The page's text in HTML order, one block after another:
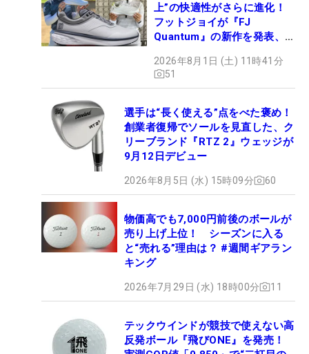
上”の快適性がさらに進化！
フットジョイが『FJ
Quantum』の新作を発表、8
2026年8月1日 (土) 11時41分
51
選手は“長く使える”点をべた褒め！
創業者復帰でソールを見直した、ク
リーブランド『RTZ 2』ウェッジが
9月12日デビュー
2026年8月5日 (水) 15時09分 60
物価高でも7,000円前後のボールが
売り上げ上位！ シーズンに入る
と“売れる”理由は？ #週間ギアラン
キング
2026年7月29日 (水) 18時00分 11
テックウインドが競技で使えない高
反発ボール『飛びONE』を発売！